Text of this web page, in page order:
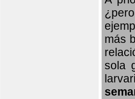
más
sola